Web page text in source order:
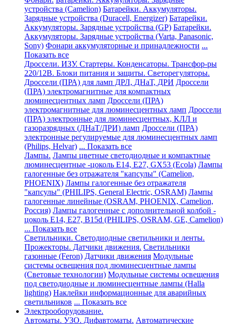
устройства (Camelion) Батарейки. Аккумуляторы.
Зарядные устройства (Duracell, Energizer) Батарейки.
Аккумуляторы. Зарядные устройства (GP) Батарейки.
Аккумуляторы. Зарядные устройства (Varta, Panasonic,
Sony) Фонари аккумуляторные и принадлежности ...
Показать все
Дроссели. ИЗУ. Стартеры. Конденсаторы. Трансфор-ры
220/12В. Блоки питания и защиты. Светорегуляторы.
Дроссели (ПРА) для ламп ДРЛ, ДНаТ, ДРИ Дроссели
(ПРА) электромагнитные для компактных
люминесцентных ламп Дроссели (ПРА)
электромагнитные для люминесцентных ламп Дроссели
(ПРА) электронные для люминесцентных, КЛЛ и
газоразрядных (ДНаТ/ДРИ) ламп Дроссели (ПРА)
электронные регулируемые для люминесцентных ламп
(Philips, Helvar) ... Показать все
Лампы. Лампы цветные светодиодные и компактные
люминесцентные -цоколь E14, Е27, GX53 (Ecola) Лампы
галогенные без отражателя "капсулы" (Camelion,
PHOENIX) Лампы галогенные без отражателя
"капсулы" (PHILIPS, General Electric, OSRAM) Лампы
галогенные линейные (OSRAM, PHOENIX, Camelion,
Россия) Лампы галогенные с дополнительной колбой -
цоколь Е14, Е27, В15d (PHILIPS, OSRAM, GE, Camelion)
... Показать все
Светильники. Светодиодные светильники и ленты.
Прожекторы. Датчики движения. Cветильники
газонные (Feron) Датчики движения Модульные
системы освещения под люминесцентные лампы
(Световые технологии) Модульные системы освещения
под светодиодные и люминесцентные лампы (Halla
lighting) Наклейки информационные для аварийных
светильников ... Показать все
Электрооборудование.
Автоматы. УЗО. Дифавтоматы. Автоматические